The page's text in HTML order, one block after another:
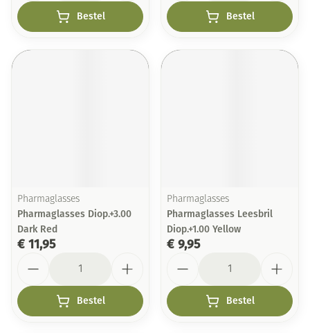
Bestel Bestel
Pharmaglasses
Pharmaglasses Diop.+3.00
Dark Red
€ 11,95
Bestel
Pharmaglasses
Pharmaglasses Leesbril
Diop.+1.00 Yellow
€ 9,95
Bestel